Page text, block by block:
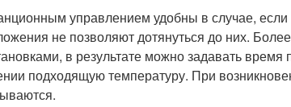
управлением удобны в случае, если
не позволяют дотянуться до них.
в результате можно задавать
подходящую температуру. При